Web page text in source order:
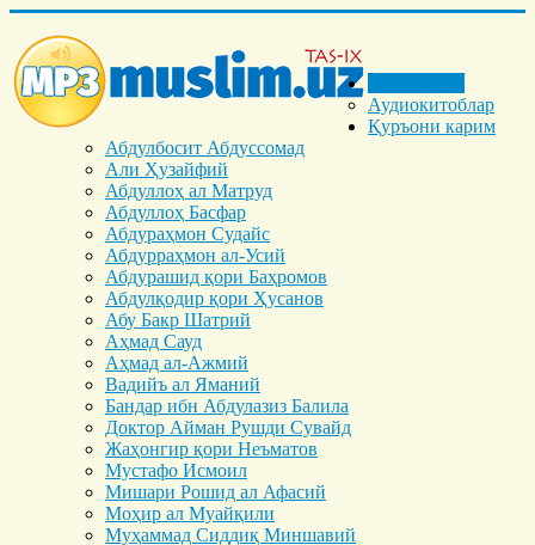
Аудиокитоблар
Қуръони карим
Абдулбосит Абдуссомад
Али Ҳузайфий
Абдуллоҳ ал Матруд
Абдуллоҳ Басфар
Абдураҳмон Судайс
Абдурраҳмон ал-Усий
Абдурашид қори Баҳромов
Абдулқодир қори Ҳусанов
Абу Бакр Шатрий
Аҳмад Сауд
Аҳмад ал-Ажмий
Вадийъ ал Яманий
Бандар ибн Абдулазиз Балила
Доктор Айман Рушди Сувайд
Жаҳонгир қори Неъматов
Мустафо Исмоил
Мишари Рошид ал Афасий
Моҳир ал Муайқили
Муҳаммад Cиддиқ Миншавий